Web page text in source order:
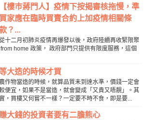
【樓巿蔣門人】疫情下按揭審核拖慢，準
買家應在臨時買賣合約上加疫情相關條
？...
十二月初肺炎疫情再爆發以後，政府陸續再收緊限聚
home 政策， 政府部門只提供有限度服務，這個
大造的時候才買
農作物當造的時候，就算品質未到達水準，價錢一定會
便宜，如果不是當造，就會變成「又貴又唔靚」。其
，買樓又何嘗不一樣？一定要不時不食，即是要...
賺大錢的投資者要有二膽熊心